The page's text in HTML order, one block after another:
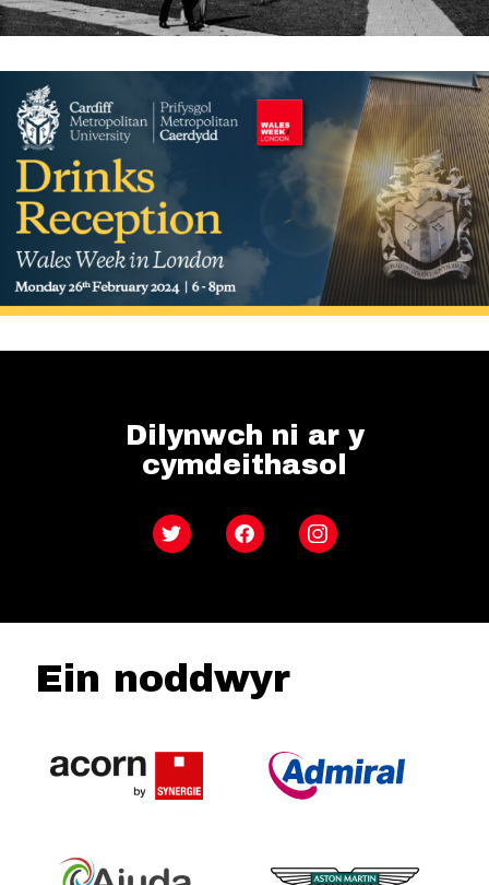
Dilynwch ni ar y
cymdeithasol
Twitter FacebookInstagram
Ein noddwyr